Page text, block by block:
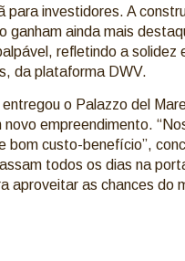
para investidores. A
ainda mais
refletindo a solidez
da plataforma DWV.
o Palazzo del
empreendimento.
bom custo-benefício”,
todos os dias na
aproveitar as chances do